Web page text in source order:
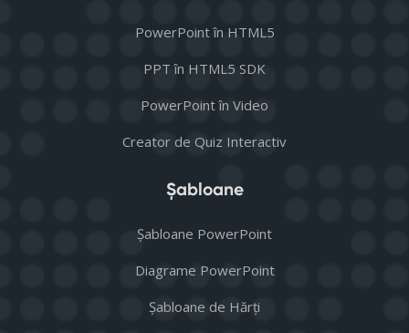
PowerPoint în HTML5
PPT în HTML5 SDK
PowerPoint în Video
Creator de Quiz Interactiv
Șabloane
Șabloane PowerPoint
Diagrame PowerPoint
Șabloane de Hărți